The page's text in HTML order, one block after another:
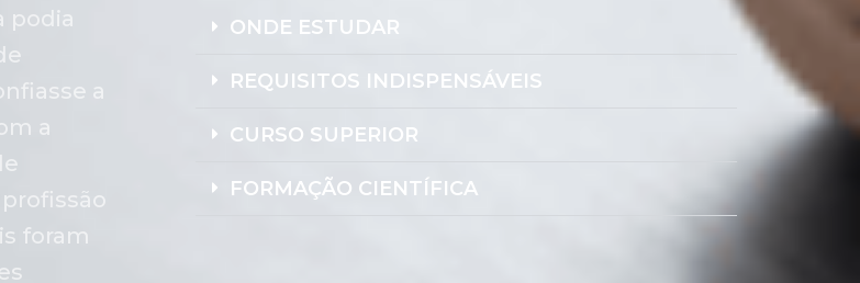
podia
a
a
foram
ONDE ESTUDAR
REQUISITOS INDISPENSÁVEIS
CURSO SUPERIOR
FORMAÇÃO CIENTÍFICA